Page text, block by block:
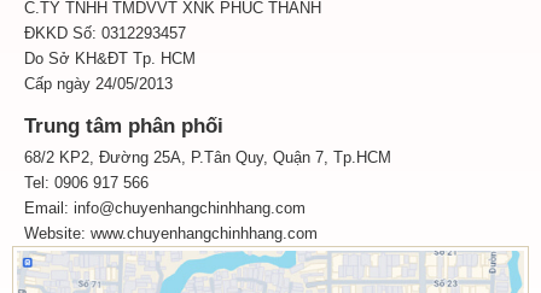
C.TY TNHH TMDVVT XNK PHÚC THÀNH
ĐKKD Số: 0312293457
Do Sở KH&ĐT Tp. HCM
Cấp ngày 24/05/2013
Trung tâm phân phối
68/2 KP2, Đường 25A, P.Tân Quy, Quận 7, Tp.HCM
Tel: 0906 917 566
Email: info@chuyenhangchinhhang.com
Website: www.chuyenhangchinhhang.com